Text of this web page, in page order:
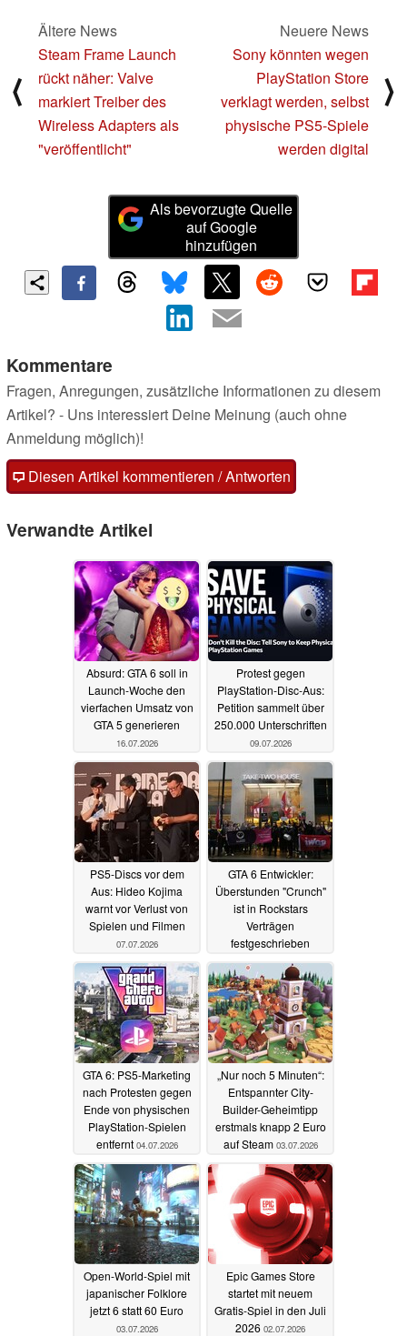
⟨
Ältere News
Steam Frame Launch
rückt näher: Valve
markiert Treiber des
Wireless Adapters als
"veröffentlicht"
Neuere News
Sony könnten wegen
PlayStation Store
verklagt werden, selbst
physische PS5-Spiele
werden digital
⟩
Als bevorzugte Quelle
auf Google
hinzufügen
Kommentare
Fragen, Anregungen, zusätzliche Informationen zu diesem
Artikel? - Uns interessiert Deine Meinung (auch ohne
Anmeldung möglich)!
Diesen Artikel kommentieren / Antworten
Verwandte Artikel
Absurd: GTA 6 soll in
Launch-Woche den
vierfachen Umsatz von
GTA 5 generieren
16.07.2026
Protest gegen
PlayStation-Disc-Aus:
Petition sammelt über
250.000 Unterschriften
09.07.2026
PS5-Discs vor dem
Aus: Hideo Kojima
warnt vor Verlust von
Spielen und Filmen
07.07.2026
GTA 6 Entwickler:
Überstunden "Crunch"
ist in Rockstars
Verträgen
festgeschrieben
06.07.2026
GTA 6: PS5-Marketing
nach Protesten gegen
Ende von physischen
PlayStation-Spielen
entfernt 04.07.2026
„Nur noch 5 Minuten“:
Entspannter City-
Builder-Geheimtipp
erstmals knapp 2 Euro
auf Steam 03.07.2026
Open-World-Spiel mit
japanischer Folklore
jetzt 6 statt 60 Euro
03.07.2026
Epic Games Store
startet mit neuem
Gratis-Spiel in den Juli
2026 02.07.2026